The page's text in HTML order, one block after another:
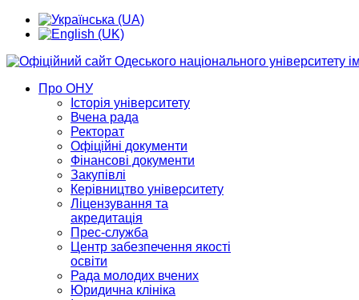
Про ОНУ
Історія університету
Вчена рада
Ректорат
Офіційні документи
Фінансові документи
Закупівлі
Керівництво університету
Ліцензування та
акредитація
Прес-служба
Центр забезпечення якості
освіти
Рада молодих вчених
Юридична клініка